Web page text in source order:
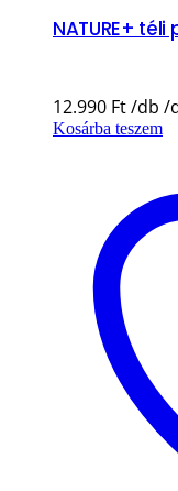
NATURE+
12.990 Ft
Kosárba teszem